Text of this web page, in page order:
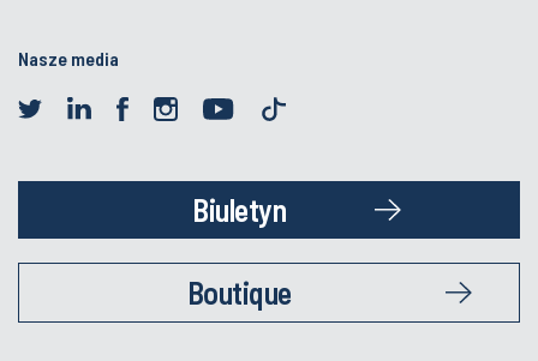
Nasze media
Biuletyn
Boutique